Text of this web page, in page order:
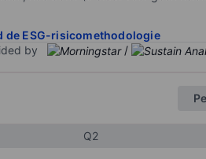
de ESG-risicomethodologie
by
/
Q2